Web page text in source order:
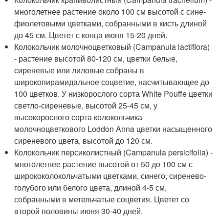
многолетнее растение около 100 см высотой с сине-
фиолетовыми цветками, собранными в кисть длиной
до 45 см. Цветет с конца июня 15-20 дней.
Колокольчик молочноцветковый (Campanula lactiflora)
- растение высотой 80-120 см, цветки белые,
сиреневые или лиловые собраны в
широкопирамидальное соцветие, насчитывающее до
100 цветков. У низкорослого сорта White Pouffe цветки
светло-сиреневые, высотой 25-45 см, у
высокорослого сорта колокольчика
молочноцветкового Loddon Anna цветки насыщенного
сиреневого цвета, высотой до 120 см.
Колокольчик персиколистный (Campanula persicifolia) -
многолетнее растение высотой от 50 до 100 см с
ширококолокольчатыми цветками, синего, сиренево-
голубого или белого цвета, длиной 4-5 см,
собранными в метельчатые соцветия. Цветет со
второй половины июня 30-40 дней.